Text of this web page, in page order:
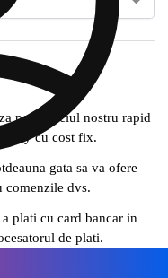
pe serviciul nostru rapid
cu cost fix.
gata sa va ofere
comenzile dvs.
plati cu card bancar in
de plati.